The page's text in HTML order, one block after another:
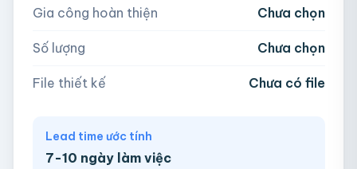
AI, PDF, EPS, PSD, PNG, JPG (tối đa 50MB)
Gia công hoàn thiện Chưa chọn
Số lượng Chưa chọn
File thiết kế Chưa có file
Lead time ước tính
7-10 ngày làm việc